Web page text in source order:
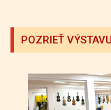
POZRIEŤ